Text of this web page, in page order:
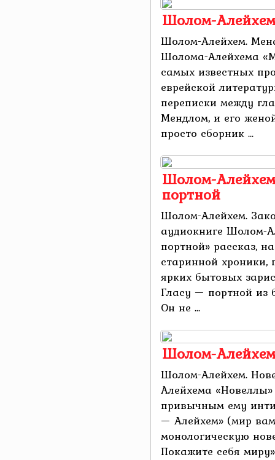
Шолом-
Шолом-Алейхем.
Шолома-Алейхема
самых известных
еврейской
переписки между
Мендлом, и его
просто сборник ...
Шолом-
портной
Шолом-Алейхем.
аудиокниге Шолом-
портной» рассказ,
старинной
ярких бытовых
Гласу — портной из
Он не ...
Шолом-
Шолом-Алейхем.
Алейхема
привычным ему
— Алейхем» (мир
монологическую
Покажите себя